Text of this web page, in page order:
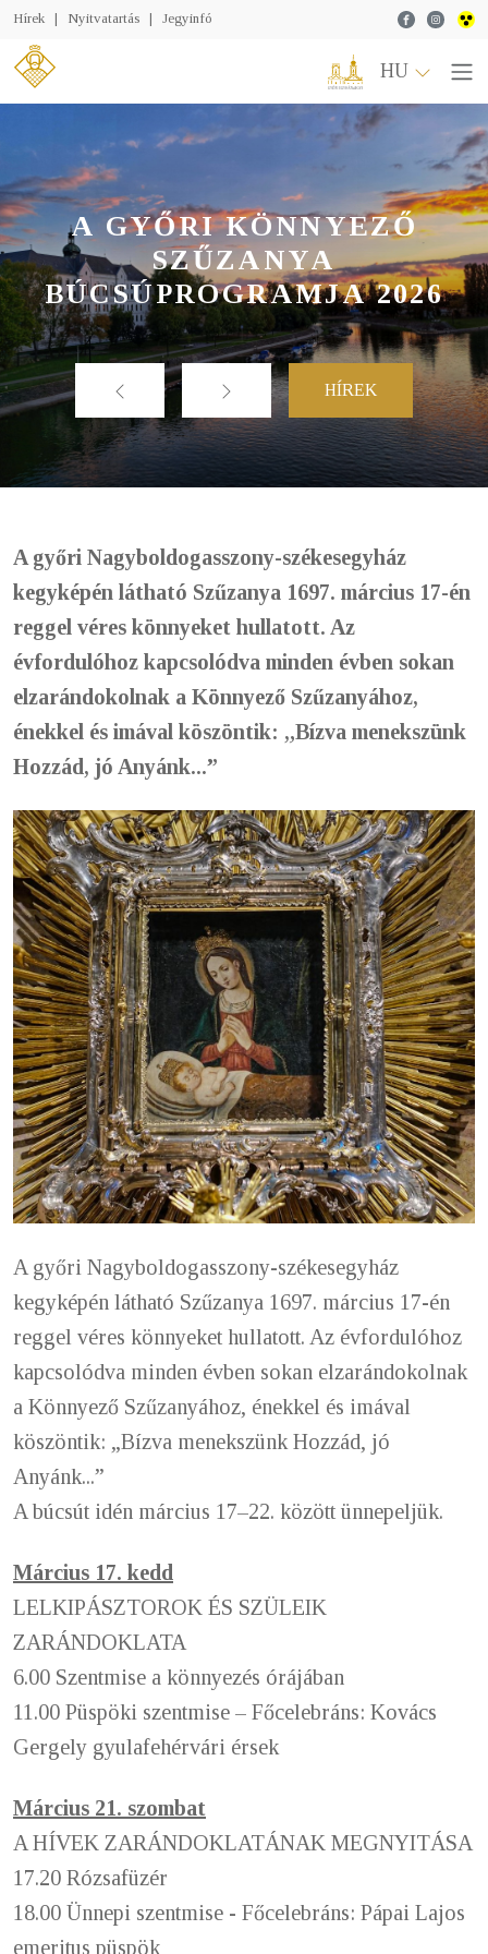
Hírek | Nyitvatartás | Jegyinfó Facebook
HU
A GYŐRI KÖNNYEZŐ
SZŰZANYA
BÚCSÚPROGRAMJA 2026
HÍREK
A győri Nagyboldogasszony-székesegyház
kegyképén látható Szűzanya 1697. március 17-én
reggel véres könnyeket hullatott. Az
évfordulóhoz kapcsolódva minden évben sokan
elzarándokolnak a Könnyező Szűzanyához,
énekkel és imával köszöntik: „Bízva menekszünk
Hozzád, jó Anyánk...”
A győri Nagyboldogasszony-székesegyház
kegyképén látható Szűzanya 1697. március 17-én
reggel véres könnyeket hullatott. Az évfordulóhoz
kapcsolódva minden évben sokan elzarándokolnak
a Könnyező Szűzanyához, énekkel és imával
köszöntik: „Bízva menekszünk Hozzád, jó
Anyánk...”
A búcsút idén március 17–22. között ünnepeljük.
Március 17. kedd
LELKIPÁSZTOROK ÉS SZÜLEIK
ZARÁNDOKLATA
6.00 Szentmise a könnyezés órájában
11.00 Püspöki szentmise – Főcelebráns: Kovács
Gergely gyulafehérvári érsek
Március 21. szombat
A HÍVEK ZARÁNDOKLATÁNAK MEGNYITÁSA
17.20 Rózsafüzér
18.00 Ünnepi szentmise - Főcelebráns: Pápai Lajos
emeritus püspök